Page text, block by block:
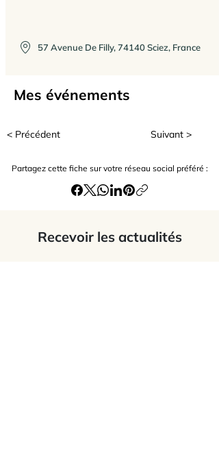
57 Avenue De Filly, 74140 Sciez, France
Mes événements
< Précédent Suivant >
Partagez cette fiche sur votre réseau social préféré :
Recevoir les actualités